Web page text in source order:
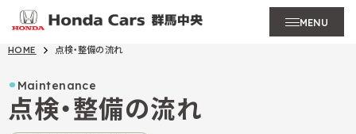
MENU
HOME 点検・整備の流れ
Maintenance
点検・整備の流れ